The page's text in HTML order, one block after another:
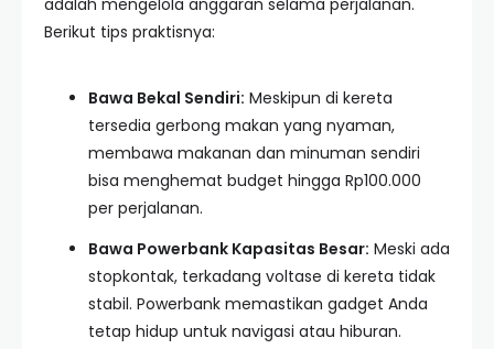
adalah mengelola anggaran selama perjalanan.
Berikut tips praktisnya:
Bawa Bekal Sendiri: Meskipun di kereta
tersedia gerbong makan yang nyaman,
membawa makanan dan minuman sendiri
bisa menghemat budget hingga Rp100.000
per perjalanan.
Bawa Powerbank Kapasitas Besar: Meski ada
stopkontak, terkadang voltase di kereta tidak
stabil. Powerbank memastikan gadget Anda
tetap hidup untuk navigasi atau hiburan.